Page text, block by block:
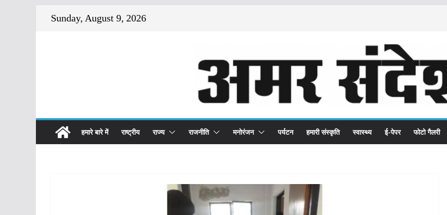
Sunday, August 9, 2026
हमारे बारे में राष्ट्रीय राज्य राजनीति मनोरंजन पर्यटन हमारी संस्कृति स्वास्थ्य ई-पेपर फोटो गैलरी